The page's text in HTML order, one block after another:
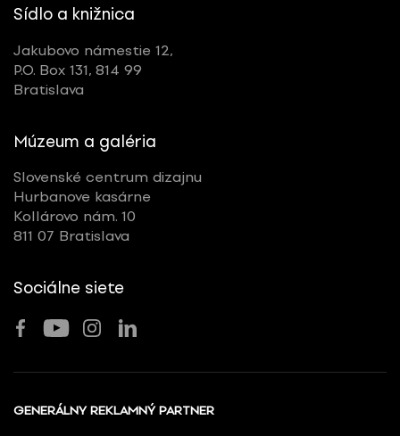
Sídlo a knižnica
Jakubovo námestie 12,
P.O. Box 131, 814 99
Bratislava
Múzeum a galéria
Slovenské centrum dizajnu
Hurbanove kasárne
Kollárovo nám. 10
811 07 Bratislava
Sociálne siete
GENERÁLNY REKLAMNÝ PARTNER